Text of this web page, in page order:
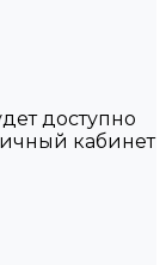
доступно
кабинет